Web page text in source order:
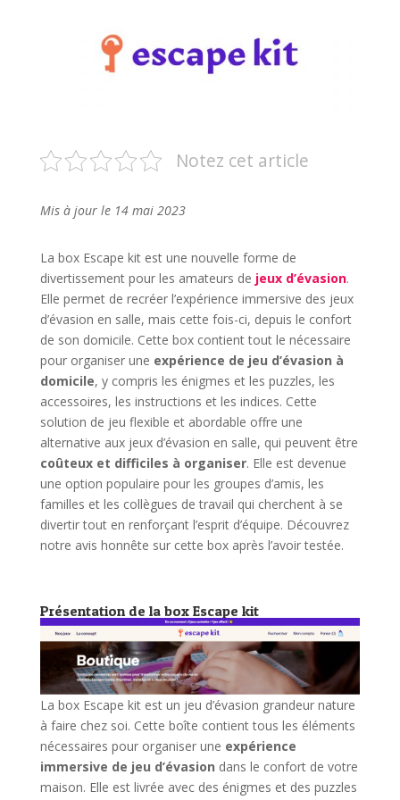
Notez cet article
Mis à jour le 14 mai 2023
La box Escape kit est une nouvelle forme de
divertissement pour les amateurs de jeux d’évasion.
Elle permet de recréer l’expérience immersive des jeux
d’évasion en salle, mais cette fois-ci, depuis le confort
de son domicile. Cette box contient tout le nécessaire
pour organiser une expérience de jeu d’évasion à
domicile, y compris les énigmes et les puzzles, les
accessoires, les instructions et les indices. Cette
solution de jeu flexible et abordable offre une
alternative aux jeux d’évasion en salle, qui peuvent être
coûteux et difficiles à organiser. Elle est devenue
une option populaire pour les groupes d’amis, les
familles et les collègues de travail qui cherchent à se
divertir tout en renforçant l’esprit d’équipe. Découvrez
notre avis honnête sur cette box après l’avoir testée.
Présentation de la box Escape kit
La box Escape kit est un jeu d’évasion grandeur nature
à faire chez soi. Cette boîte contient tous les éléments
nécessaires pour organiser une expérience
immersive de jeu d’évasion dans le confort de votre
maison. Elle est livrée avec des énigmes et des puzzles